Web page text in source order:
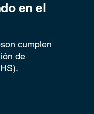
en el
cumplen
de